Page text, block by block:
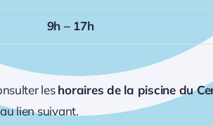
9h – 17h
leshoraires de la piscine du
lien suivant.